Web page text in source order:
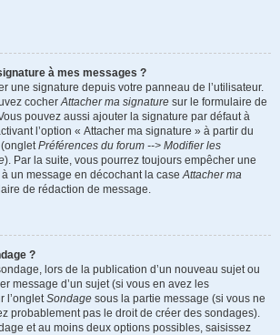
à mes messages ?
une signature depuis votre panneau de l’utilisateur.
cocherAttacher ma signature sur le formulaire de
pouvez aussi ajouter la signature par défaut à
l’option « Attacher ma signature » à partir du
(ongletPréférences du forum --> Modifier les
). Par la suite, vous pourrez toujours empêcher une
à un message en décochant la caseAttacher ma
de rédaction de message.
?
lors de la publication d’un nouveau sujet ou
message d’un sujet (si vous en avez les
l’ongletSondage sous la partie message (si vous ne
probablement pas le droit de créer des sondages).
et au moins deux options possibles, saisissez